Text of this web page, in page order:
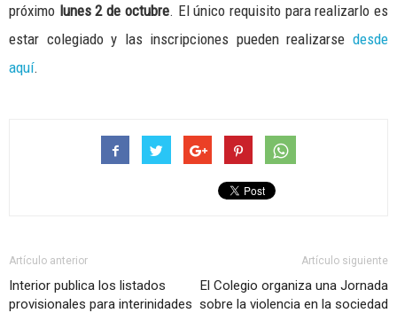
próximo lunes 2 de octubre. El único requisito para realizarlo es
estar colegiado y las inscripciones pueden realizarse desde
aquí.
Artículo anterior
Interior publica los listados
provisionales para interinidades
Artículo siguiente
El Colegio organiza una Jornada
sobre la violencia en la sociedad